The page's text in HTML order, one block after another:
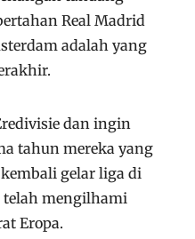
Real Madrid
adalah yang
dan ingin
tahun mereka yang
gelar liga di
telah mengilhami
Eropa.